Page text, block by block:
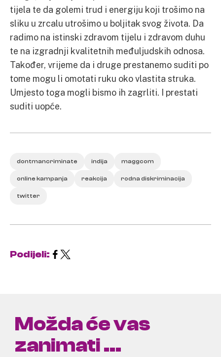
tijela te da golemi trud i energiju koji trošimo na
sliku u zrcalu utrošimo u boljitak svog života. Da
radimo na istinski zdravom tijelu i zdravom duhu
te na izgradnji kvalitetnih međuljudskih odnosa.
Također, vrijeme da i druge prestanemo suditi po
tome mogu li omotati ruku oko vlastita struka.
Umjesto toga mogli bismo ih zagrliti. I prestati
suditi uopće.
dontmancriminate indija maggcom
online kampanja reakcija rodna diskriminacija
twitter
Podijeli:
Možda će vas
zanimati ...